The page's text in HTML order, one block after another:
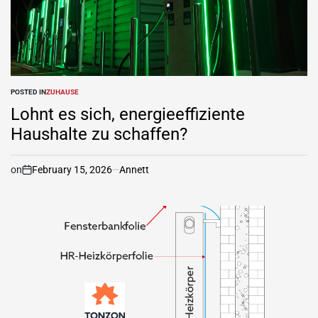
POSTED INZUHAUSE
Lohnt es sich, energieeffiziente
Haushalte zu schaffen?
on February 15, 2026 Annett